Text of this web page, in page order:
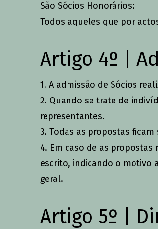
São Sócios Honorários:
Todos aqueles que por
Artigo 4º |
1. A admissão de Sócios
2. Quando se trate de
representantes.
3. Todas as propostas ficam
4. Em caso de as
escrito, indicando o motivo
geral.
Artigo 5º |